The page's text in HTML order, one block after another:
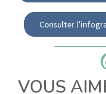
Consulter
VOUS